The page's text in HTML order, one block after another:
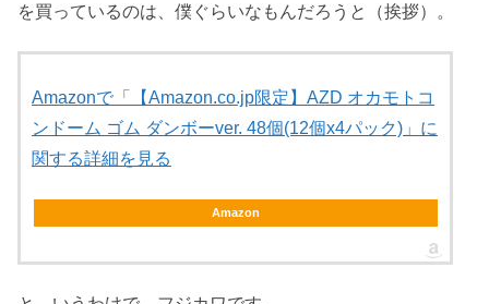
を買っているのは、僕ぐらいなもんだろうと（挨拶）。
Amazonで「【Amazon.co.jp限定】AZD オカモトコ
ンドーム ゴム ダンボーver. 48個(12個x4パック)」に
関する詳細を見る
Amazon